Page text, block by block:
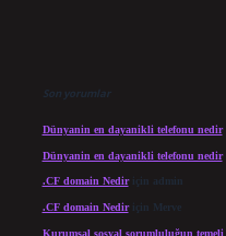
Son yorumlar
Dünyanin en dayanikli telefonu nedir
Dünyanin en dayanikli telefonu nedir
.CF domain Nediriçin admin
.CF domain Nediriçin Merve
Kurumsal sosyal sorumluluğun